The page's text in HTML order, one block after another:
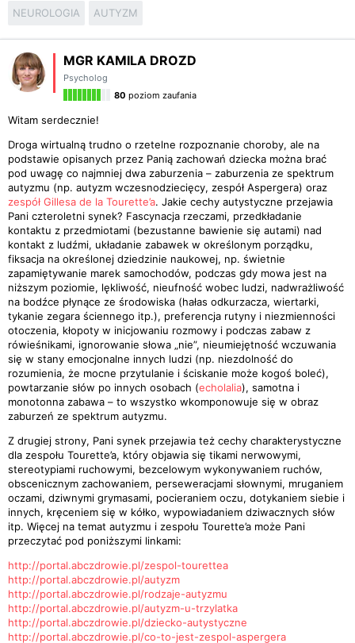
NEUROLOGIA AUTYZM
MGR KAMILA DROZD
Psycholog
80 poziom zaufania
Witam serdecznie!
Droga wirtualną trudno o rzetelne rozpoznanie choroby, ale na
podstawie opisanych przez Panią zachowań dziecka można brać
pod uwagę co najmniej dwa zaburzenia – zaburzenia ze spektrum
autyzmu (np. autyzm wczesnodziecięcy, zespół Aspergera) oraz
zespół Gillesa de la Tourette’a. Jakie cechy autystyczne przejawia
Pani czteroletni synek? Fascynacja rzeczami, przedkładanie
kontaktu z przedmiotami (bezustanne bawienie się autami) nad
kontakt z ludźmi, układanie zabawek w określonym porządku,
fiksacja na określonej dziedzinie naukowej, np. świetnie
zapamiętywanie marek samochodów, podczas gdy mowa jest na
niższym poziomie, lękliwość, nieufność wobec ludzi, nadwrażliwość
na bodźce płynące ze środowiska (hałas odkurzacza, wiertarki,
tykanie zegara ściennego itp.), preferencja rutyny i niezmienności
otoczenia, kłopoty w inicjowaniu rozmowy i podczas zabaw z
rówieśnikami, ignorowanie słowa „nie”, nieumiejętność wczuwania
się w stany emocjonalne innych ludzi (np. niezdolność do
rozumienia, że mocne przytulanie i ściskanie może kogoś boleć),
powtarzanie słów po innych osobach (echolalia), samotna i
monotonna zabawa – to wszystko wkomponowuje się w obraz
zaburzeń ze spektrum autyzmu.
Z drugiej strony, Pani synek przejawia też cechy charakterystyczne
dla zespołu Tourette’a, który objawia się tikami nerwowymi,
stereotypiami ruchowymi, bezcelowym wykonywaniem ruchów,
obscenicznym zachowaniem, perseweracjami słownymi, mruganiem
oczami, dziwnymi grymasami, pocieraniem oczu, dotykaniem siebie i
innych, kręceniem się w kółko, wypowiadaniem dziwacznych słów
itp. Więcej na temat autyzmu i zespołu Tourette’a może Pani
przeczytać pod poniższymi linkami:
http://portal.abczdrowie.pl/zespol-tourettea
http://portal.abczdrowie.pl/autyzm
http://portal.abczdrowie.pl/rodzaje-autyzmu
http://portal.abczdrowie.pl/autyzm-u-trzylatka
http://portal.abczdrowie.pl/dziecko-autystyczne
http://portal.abczdrowie.pl/co-to-jest-zespol-aspergera